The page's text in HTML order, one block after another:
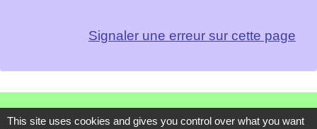
Signaler une erreur sur cette page
Contacts
This site uses cookies and gives you control over what you want